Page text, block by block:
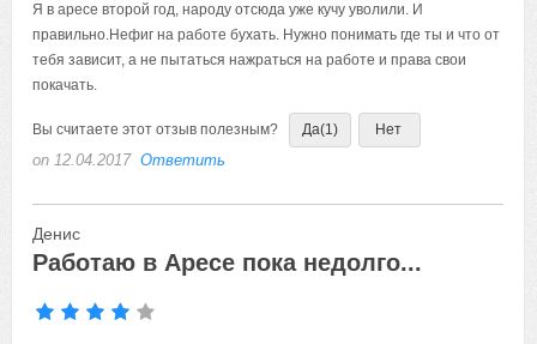
Я в аресе второй год, народу отсюда уже кучу уволили. И
правильно.Нефиг на работе бухать. Нужно понимать где ты и что от
тебя зависит, а не пытаться нажраться на работе и права свои
покачать.
Вы считаете этот отзыв полезным? Да(1) Нет
on 12.04.2017 Ответить
Денис
Работаю в Аресе пока недолго...